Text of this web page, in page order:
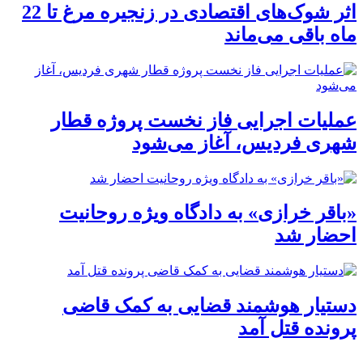
اثر شوک‌های اقتصادی در زنجیره مرغ تا 22
ماه باقی می‌ماند
عملیات اجرایی فاز نخست پروژه قطار
شهری فردیس، آغاز می‌شود
«باقر خرازی» به دادگاه ویژه روحانیت
احضار شد
دستیار هوشمند قضایی به کمک قاضی
پرونده قتل آمد